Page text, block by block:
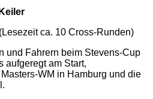
ca. 10 Cross-Runden)
und Fahrern beim Stevens-Cup
aufgeregt am Start,
WM in Hamburg und die